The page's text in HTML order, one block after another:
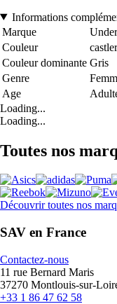
Informations
Marque
Couleur
Couleur dominante Gris
Genre
Age
Loading...
Loading...
Toutes nos
Découvrir toutes nos
SAV en France
Contactez-nous
11 rue Bernard Maris
37270 Montlouis-sur-
+33 1 86 47 62 58